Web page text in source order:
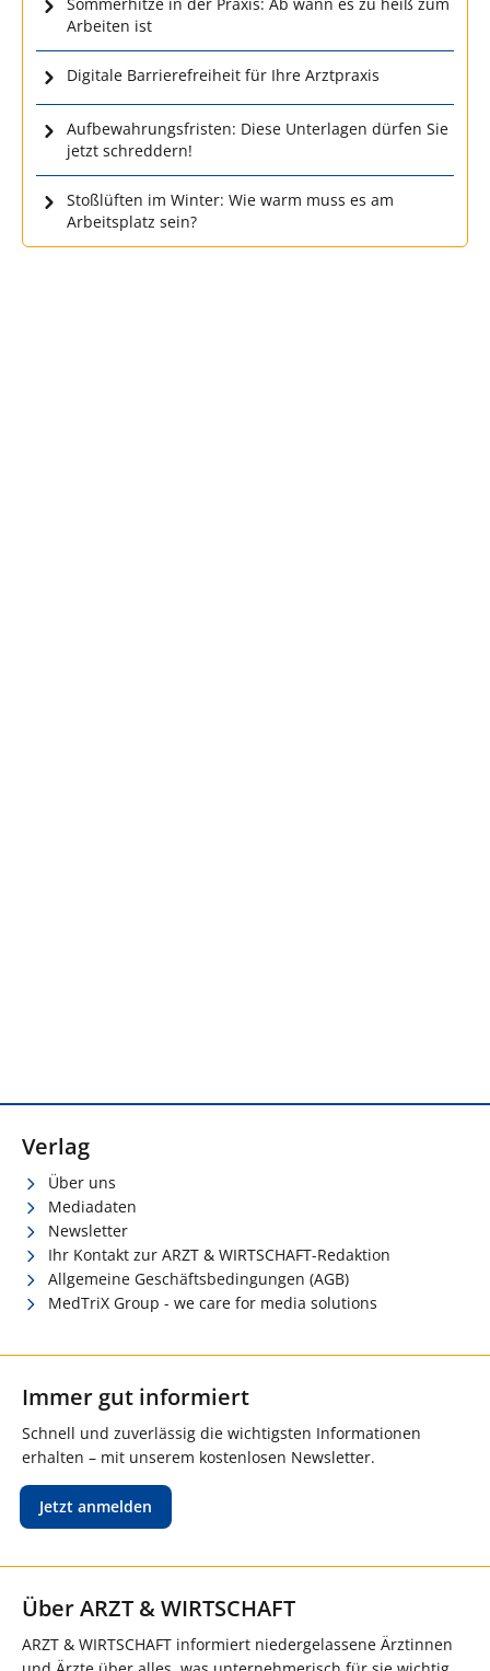
Arbeiten ist
Digitale Barrierefreiheit für Ihre Arztpraxis
Aufbewahrungsfristen: Diese Unterlagen dürfen Sie
jetzt schreddern!
Stoßlüften im Winter: Wie warm muss es am
Arbeitsplatz sein?
Verlag
Über uns
Mediadaten
Newsletter
Ihr Kontakt zur ARZT & WIRTSCHAFT-Redaktion
Allgemeine Geschäftsbedingungen (AGB)
MedTriX Group - we care for media solutions
Immer gut informiert
Schnell und zuverlässig die wichtigsten Informationen
erhalten – mit unserem kostenlosen Newsletter.
Jetzt anmelden
Über ARZT & WIRTSCHAFT
ARZT & WIRTSCHAFT informiert niedergelassene Ärztinnen